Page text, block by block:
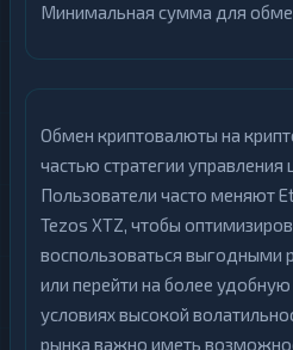
Минимальная сумма для
Обмен криптовалюты на
частью стратегии
Пользователи часто меняют
Tezos XTZ, чтобы
воспользоваться выгодными
или перейти на более
условиях высокой
рынка важно иметь